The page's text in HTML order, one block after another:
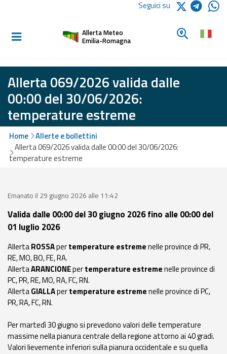
Informati e
Allerte E
Bollettini
Allerte e
Bollettini
Meteo
Valanghe
Monitoraggio
eventi
Previsioni e dati
Previsioni meteo e
marine
Dati osservati
Radar meteo
Seguici su
Allerta Meteo
Emilia-Romagna
Cerca un
Allerta 069/2026 valida dalle
00:00 del 30/06/2026:
temperature estreme
Home
Allerte e bollettini
Allerta 069/2026 valida dalle 00:00 del 30/06/2026:
temperature estreme
Emanato il 29 giugno 2026 alle 11:42
Valida dalle 00:00 del 30 giugno 2026 fino alle 00:00 del
01 luglio 2026
AllertaROSSApertemperature estremenelle province di PR,
RE, MO, BO, FE, RA.
AllertaARANCIONEpertemperature estremenelle province di
PC, PR, RE, MO, RA, FC, RN.
AllertaGIALLApertemperature estremenelle province di PC,
PR, RA, FC, RN.
Per martedì 30 giugno si prevedono valori delle temperature
massime nella pianura centrale della regione attorno ai 40 gradi.
Valori lievemente inferiori sulla pianura occidentale e su quella